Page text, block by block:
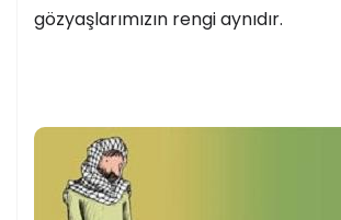
gözyaşlarımızın rengi aynıdır.